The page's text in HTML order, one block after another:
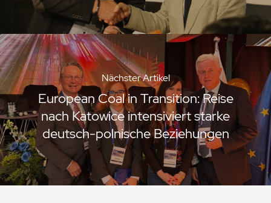
Nächster Artikel
European Coal in Transition: Reise
nach Katowice intensiviert starke
deutsch-polnische Beziehungen